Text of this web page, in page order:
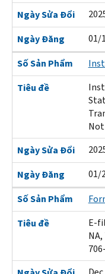
Ngày Sửa Đổi
Ngày Đăng
01/
Số Sản Phẩm
Tiêu đề
Ngày Sửa Đổi
Ngày Đăng
01/
Số Sản Phẩm
Tiêu đề
E-